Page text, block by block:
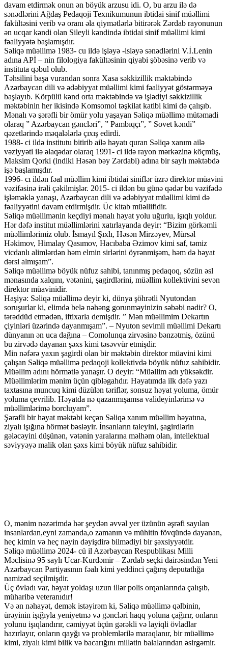
davam etdirmək onun ən böyük arzusu idi. O, bu arzu ilə də
sənədlərini Ağdaş Pedaqoji Texnikumunun ibtidai sinif müəllimi
fakültəsini verib və oranı əla qiymətlərlə bitirərək Zərdab rayonunun
ən ucqar kəndi olan Sileyli kəndində ibtidai sinif müəllimi kimi
fəaliyyətə başlamışdır.
Səliqə müəllimə 1983- cu ildə işləyə -isləyə sənədlərini V.İ.Lenin
adına APİ – nin filologiya fakültəsinin qiyabi şöbəsinə verib və
instituta qəbul olub.
Təhsilini başa vurandan sonra Xasa səkkizillik məktəbində
Azərbaycan dili və ədəbiyyat müəllimi kimi fəaliyyət göstərməyə
başlayıb. Körpülü kənd orta məktəbində və işlədiyi səkkizillik
məktəbinin her ikisində Komsomol təşkilat katibi kimi də çalışıb.
Mənalı və şərəfli bir ömür yolu yaşayan Səliqə müəllimə mütəmadi
olaraq ” Azərbaycan gəncləri”, ” Pambıqçı”, ” Sovet kəndi”
qəzetlərində məqalələrlə çıxış edirdi.
1988- ci ildə institutu bitirib ailə həyatı quran Səliqə xanım ailə
vəziyyəti ilə əlaqədar olaraq 1991- ci ildə rayon mərkəzinə köçmüş,
Maksim Qorki (indiki Həsən bəy Zərdabi) adına bir saylı məktəbdə
işə başlamışdır.
1996- cı ildən fəal müəllim kimi ibtidai siniflər üzrə direktor müavini
vəzifəsinə irəli çəkilmişlər. 2015- ci ildən bu günə qədər bu vəzifədə
işləməklə yanaşı, Azərbaycan dili və ədəbiyyat müəllimi kimi də
fəaliyyətini davam etdirmişdir. Üc kitab müəllifidir.
Səliqə müəllimənin keçdiyi mənalı həyat yolu uğurlu, işıqlı yoldur.
Hər dəfə institut müəllimlərini xatırlayanda deyir: “Bizim görkəmli
müəllimlərimiz olub. İsmayıl Şıxlı, Həsən Mirzəyev, Mürsəl
Həkimov, Himalay Qasımov, Hacıbaba Əzimov kimi saf, təmiz
vicdanlı alimlərdən həm elmin sirlərini öyrənmişəm, həm də həyat
dərsi almışam”.
Səliqə müəllimə böyük nüfuz sahibi, tanınmış pedaqoq, sözün əsl
mənasında xalqını, vətənini, şagirdlərini, müəllim kollektivini sevən
direktor müavinidir.
Haşiyə: Səliqə müəllimə deyir ki, dünya şöhrətli Nyutondan
soruşurlar ki, elimdə belə nəhəng gorunməyinizin səbəbi nədir? O,
tərəddüd etmədən, iftixarla demişdir. ” Mən müəllimim Dekartın
çiyinləri üzərində dayanmışam”. – Nyuton sevimli müəllimi Dekartı
dünyanın ən uca dağına – Comolunqa zirvəsinə bənzətmiş, özünü
bu zirvədə dayanan şəxs kimi təsəvvür etmişdir.
Min nəfərə yaxın şagirdi olan bir məktəbin direktor müavini kimi
çalışan Səliqə müəllimə pedaqoji kollektivdə böyük nüfuz sahibidir.
Müəllim adını hörmətlə yanaşır. O deyir: “Müəllim adı yüksəkdir.
Müəllimlərim mənim üçün qibləgahdır. Həyatımda ilk dəfə yazı
taxtasına muncuq kimi düzülən təriflər, sonsuz həyat yoluma, ömür
yoluma çevrilib. Həyatda nə qazanmışamsa valideyinlərimə və
müəllimlərimə borcluyam”.
Şərəfli bir həyat məktəbi keçən Səliqə xanım müəllim həyatına,
ziyalı işığına hörmət bəsləyir. İnsanların taleyini, şagirdlərin
gələcəyini düşünən, vətənin yaralarına məlhəm olan, intellektual
səviyyəyə malik olan şəxs kimi böyük nüfuz sahibidir.
O, mənim nəzərimdə hər şeydən əvvəl yer üzünün əşrəfi sayılan
insanlardan,eyni zamanda,o zamanın və mühitin fövqündə dayanan,
heç kimin və heç nəyin dəyişdirə bilmədiyi bir şəxsiyyətdir.
Səliqə müəllimə 2024- cü il Azərbaycan Respublikası Milli
Məclisinə 95 saylı Ucar-Kurdəmir – Zərdab seçki dairəsindən Yeni
Azərbaycan Partiyasının fəalı kimi yeddinci çağırış deputatlığa
namizəd seçilmişdir.
Üç övladı var, həyat yoldaşı uzun illər polis orqanlarında çalışıb,
müharibə veteranıdır!
Və ən nəhayət, demək istəyirəm ki, Səliqə müəllimə qəlbinin,
ürəyinin işığıyla yeniyetmə və gəncləri haqq yoluna çağırır, onların
yolunu işıqlandırır, cəmiyyət üçün gərəkli və layiqli övladlar
hazırlayır, onların qayğı və problemlərilə maraqlanır, bir müəllimə
kimi, ziyalı kimi bilik və bacarığını millətin balalarından əsirgəmir.